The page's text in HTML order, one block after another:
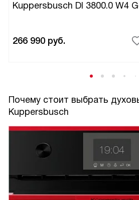
Kuppersbusch DI 3800.0 W4
266 990 руб.
Почему стоит выбрать
Kuppersbusch